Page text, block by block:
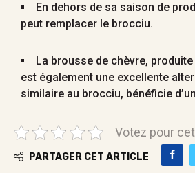
En dehors de sa saison de
peut remplacer le brocciu.
La brousse de chèvre,
est également une excellente
similaire au brocciu, bénéficie
Votez pour
PARTAGER CET ARTICLE